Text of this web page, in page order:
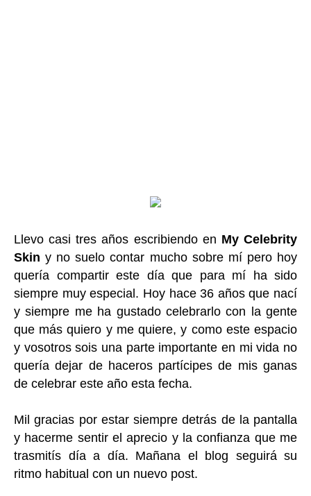
Llevo casi tres años escribiendo en My Celebrity
Skin y no suelo contar mucho sobre mí pero hoy
quería compartir este día que para mí ha sido
siempre muy especial. Hoy hace 36 años que nací
y siempre me ha gustado celebrarlo con la gente
que más quiero y me quiere, y como este espacio
y vosotros sois una parte importante en mi vida no
quería dejar de haceros partícipes de mis ganas
de celebrar este año esta fecha.
Mil gracias por estar siempre detrás de la pantalla
y hacerme sentir el aprecio y la confianza que me
trasmitís día a día. Mañana el blog seguirá su
ritmo habitual con un nuevo post.